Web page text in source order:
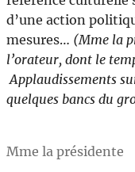
d’une action
mesures… (Mme la
l’orateur, dont le
Applaudissements
quelques bancs du
Mme la présidente